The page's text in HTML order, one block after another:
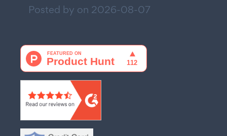
Posted by on 2026-08-07